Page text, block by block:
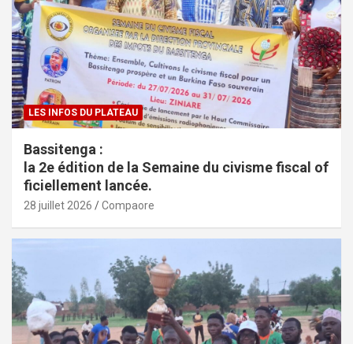
LES INFOS DU PLATEAU
Bassitenga :
la 2e édition de la Semaine du civisme fiscal of
ficiellement lancée.
28 juillet 2026 Compaore